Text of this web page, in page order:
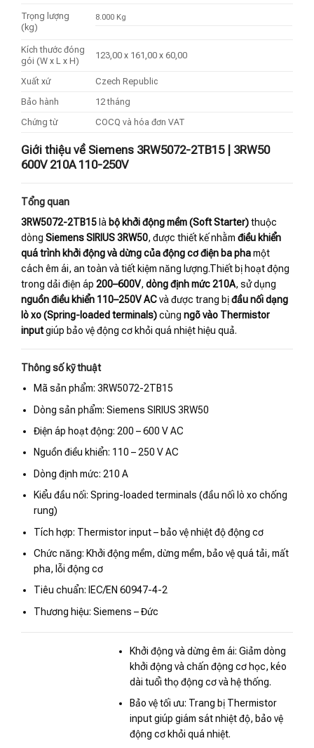
Trọng lượng
(kg)
8.000 Kg
Kích thước đóng
gói (W x L x H)
123,00 x 161,00 x 60,00
Xuất xứ
Czech Republic
Bảo hành
12 tháng
Chứng từ
COCQ và hóa đơn VAT
Giới thiệu về Siemens 3RW5072-2TB15 | 3RW50
600V 210A 110-250V
Tổng quan
3RW5072-2TB15 là bộ khởi động mềm (Soft Starter)thuộc
dòng Siemens SIRIUS 3RW50, được thiết kế nhằm điều khiển
quá trình khởi động và dừng của động cơ điện ba phamột
cách êm ái, an toàn và tiết kiệm năng lượng.Thiết bị hoạt động
trong dải điện áp 200–600V, dòng định mức 210A, sử dụng
nguồn điều khiển 110–250V ACvà được trang bịđầu nối dạng
lò xo (Spring-loaded terminals)cùng ngõ vào Thermistor
inputgiúp bảo vệ động cơ khỏi quá nhiệt hiệu quả.
Thông số kỹ thuật
Mã sản phẩm: 3RW5072-2TB15
Dòng sản phẩm: Siemens SIRIUS 3RW50
Điện áp hoạt động: 200 – 600 V AC
Nguồn điều khiển: 110 – 250 V AC
Dòng định mức: 210 A
Kiểu đầu nối: Spring-loaded terminals (đầu nối lò xo chống
rung)
Tích hợp: Thermistor input – bảo vệ nhiệt độ động cơ
Chức năng: Khởi động mềm, dừng mềm, bảo vệ quá tải, mất
pha, lỗi động cơ
Tiêu chuẩn: IEC/EN 60947-4-2
Thương hiệu: Siemens – Đức
Khởi động và dừng êm ái: Giảm dòng
khởi động và chấn động cơ học, kéo
dài tuổi thọ động cơ và hệ thống.
Bảo vệ tối ưu: Trang bị Thermistor
input giúp giám sát nhiệt độ, bảo vệ
động cơ khỏi quá nhiệt.